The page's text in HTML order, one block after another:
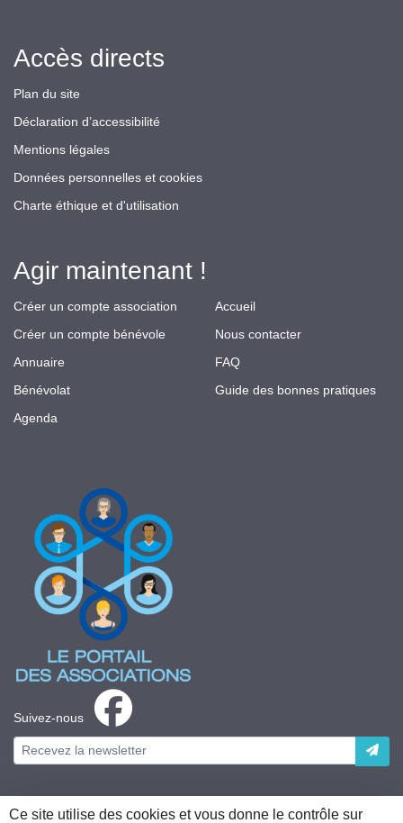
Suivez-nous
Accès directs
Plan du site
Déclaration d’accessibilité
Mentions légales
Données personnelles et cookies
Charte éthique et d'utilisation
Agir maintenant !
Créer un compte association
Créer un compte bénévole
Annuaire
Bénévolat
Agenda
Accueil
Nous contacter
FAQ
Guide des bonnes pratiques
Ce site utilise des cookies et vous donne le contrôle sur